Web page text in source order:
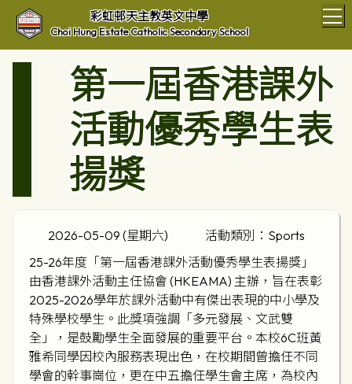
彩虹邨天主教英文中學
Choi Hung Estate Catholic Secondary School
第一屆香港課外
活動優秀學生表
揚獎
2026-05-09 (星期六)
活動類別：Sports
25-26年度「第一屆香港課外活動優秀學生表揚獎」
由香港課外活動主任協會 (HKEAMA) 主辦，旨在表彰
2025-2026學年於課外活動中有傑出表現的中小學及
特殊學校學生。此獎項強調「多元發展、文武雙
全」，是鼓勵學生全面發展的重要平台。本校6C班黃
雅希同學因校內服務表現出色，在校期間曾擔任不同
學會的幹事崗位，更在中五擔任學生會主席，為校內